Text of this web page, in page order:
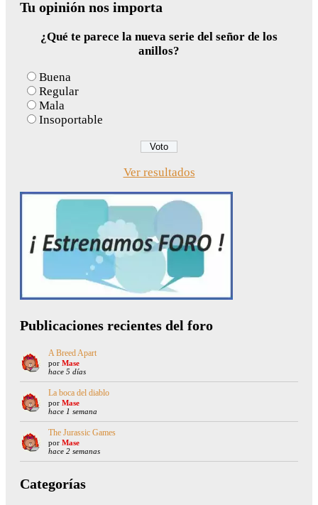
Tu opinión nos importa
¿Qué te parece la nueva serie del señor de los
anillos?
Buena
Regular
Mala
Insoportable
Ver resultados
Publicaciones recientes del foro
A Breed Apart
por Mase
hace 5 días
La boca del diablo
por Mase
hace 1 semana
The Jurassic Games
por Mase
hace 2 semanas
Categorías